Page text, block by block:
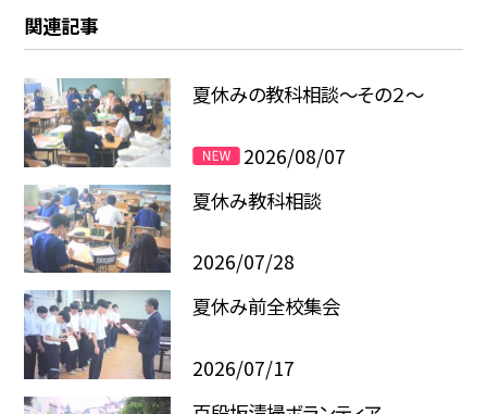
関連記事
夏休みの教科相談～その２～
2026/08/07
夏休み教科相談
2026/07/28
夏休み前全校集会
2026/07/17